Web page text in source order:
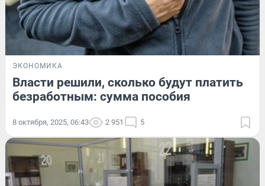
ЭКОНОМИКА
Власти решили, сколько будут платить
безработным: сумма пособия
8 октября, 2025, 06:43 2 951 5